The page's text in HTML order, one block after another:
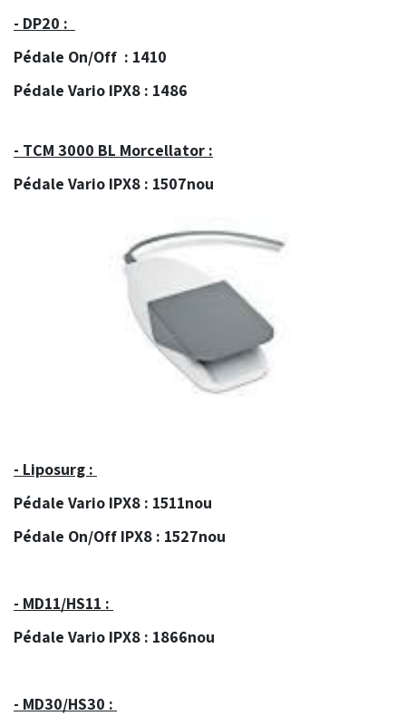
- DP20 :
Pédale On/Off : 1410
Pédale Vario IPX8 : 1486
- TCM 3000 BL Morcellator :
Pédale Vario IPX8 : 1507nou
- Liposurg :
Pédale Vario IPX8 : 1511nou
Pédale On/Off IPX8 : 1527nou
- MD11/HS11 :
Pédale Vario IPX8 : 1866nou
- MD30/HS30 :